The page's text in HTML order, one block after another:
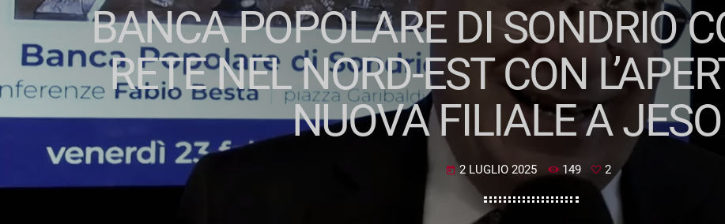
BANCA POPOLARE DI SONDRIO
RETE NEL NORD-EST CON
NUOVA FILIALE A
today 2 LUGLIO 2025 149 2